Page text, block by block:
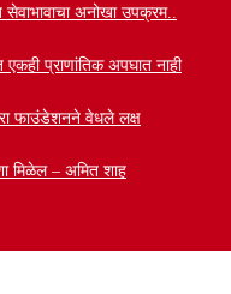
सेवाभावाचा अनोखा उपक्रम..
एकही प्राणांतिक अपघात नाही
फाउंडेशनने वेधले लक्ष
मिळेल – अमित शाह